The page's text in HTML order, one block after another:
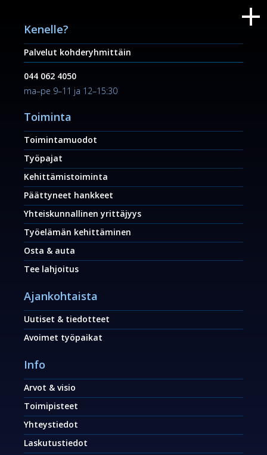
Kenelle?
Palvelut kohderyhmittäin
044 062 4050
ma–pe 9–11 ja 12–15:30
Toiminta
Toimintamuodot
Työpajat
Kehittämistoiminta
Päättyneet hankkeet
Yhteiskunnallinen yrittäjyys
Työelämän kehittäminen
Osta & auta
Tee lahjoitus
Ajankohtaista
Uutiset & tiedotteet
Avoimet työpaikat
Info
Arvot & visio
Toimipisteet
Yhteystiedot
Laskutustiedot